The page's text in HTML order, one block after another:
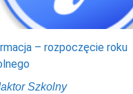
– rozpoczęcie roku
Szkolny